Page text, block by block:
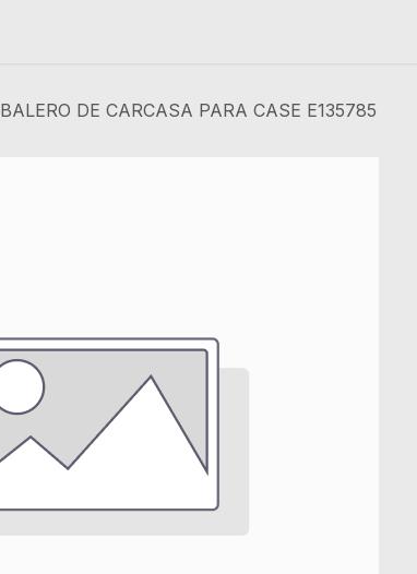
BALERO DE CARCASA PARA CASE E135785